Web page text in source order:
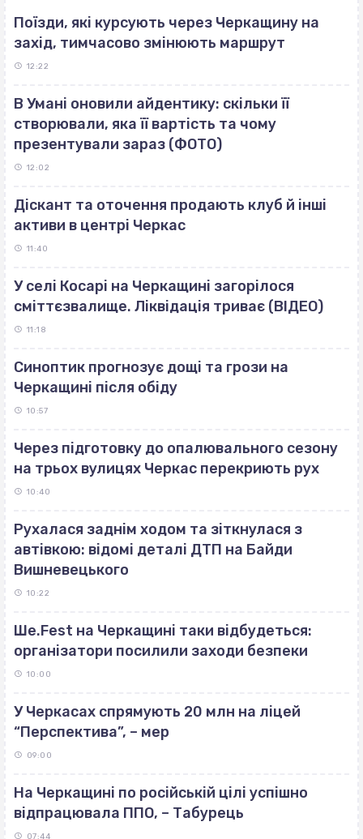
Поїзди, які курсують через Черкащину на
захід, тимчасово змінюють маршрут
12:22
В Умані оновили айдентику: скільки її
створювали, яка її вартість та чому
презентували зараз (ФОТО)
12:02
Діскант та оточення продають клуб й інші
активи в центрі Черкас
11:40
У селі Косарі на Черкащині загорілося
сміттєзвалище. Ліквідація триває (ВІДЕО)
11:18
Синоптик прогнозує дощі та грози на
Черкащині після обіду
10:57
Через підготовку до опалювального сезону
на трьох вулицях Черкас перекриють рух
10:40
Рухалася заднім ходом та зіткнулася з
автівкою: відомі деталі ДТП на Байди
Вишневецького
10:22
Ше.Fest на Черкащині таки відбудеться:
організатори посилили заходи безпеки
10:00
У Черкасах спрямують 20 млн на ліцей
“Перспектива”, – мер
09:00
На Черкащині по російській цілі успішно
відпрацювала ППО, – Табурець
07:44